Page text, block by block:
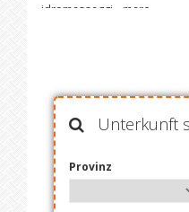
idromassaggio
mare
Unterkunft
Provinz